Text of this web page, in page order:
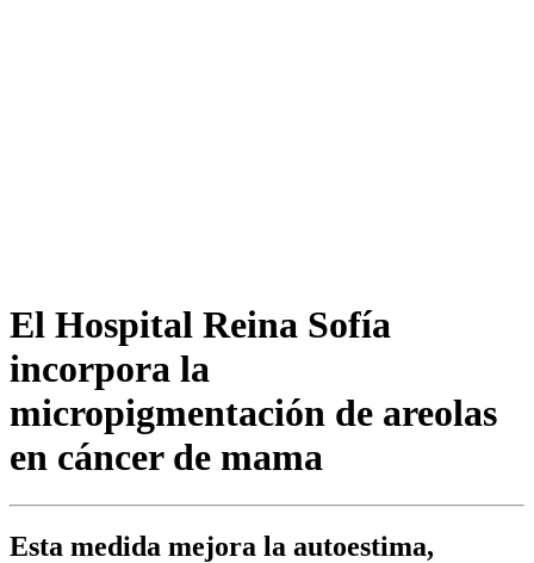
El Hospital Reina Sofía
incorpora la
micropigmentación de areolas
en cáncer de mama
Esta medida mejora la autoestima,